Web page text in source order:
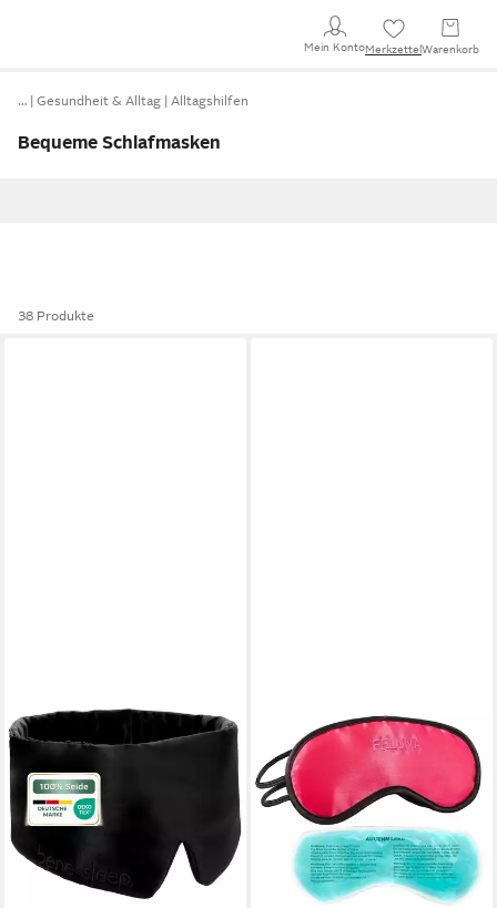
Mein KontoMerkzettel Warenkorb
… Gesundheit & Alltag Alltagshilfen
Bequeme Schlafmasken
38 Produkte